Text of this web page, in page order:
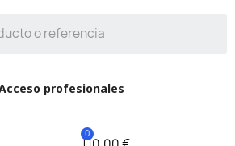
profesionales